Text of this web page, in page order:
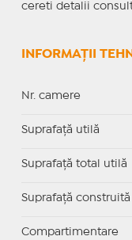
cereti detalii
INFORMAȚII
Nr. camere
Suprafaţă utilă
Suprafaţă total utilă
Suprafaţă construită
Compartimentare